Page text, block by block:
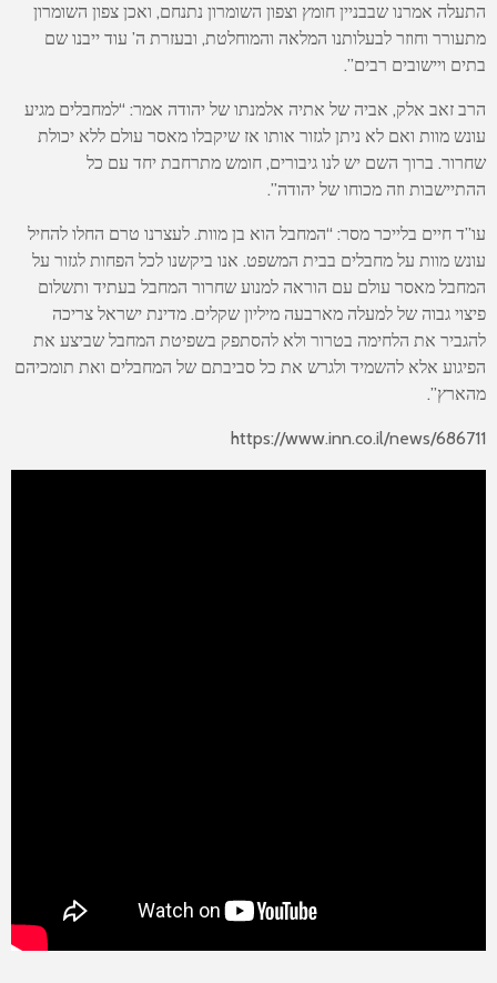
התעלה אמרנו שבבניין חומץ וצפון השומרון נתנחם, ואכן צפון השומרון
מתעורר וחוזר לבעלותנו המלאה והמוחלטת, ובעזרת ה’ עוד ייבנו שם
בתים ויישובים רבים”.
הרב זאב אלק, אביה של אתיה אלמנתו של יהודה אמר: “למחבלים מגיע
עונש מוות ואם לא ניתן לגזור אותו אז שיקבלו מאסר עולם ללא יכולת
שחרור. ברוך השם יש לנו גיבורים, חומש מתרחבת יחד עם כל
ההתיישבות וזה מכוחו של יהודה”.
עו”ד חיים בלייכר מסר: “המחבל הוא בן מוות. לעצרנו טרם החלו להחיל
עונש מוות על מחבלים בבית המשפט. אנו ביקשנו לכל הפחות לגזור על
המחבל מאסר עולם עם הוראה למנוע שחרור המחבל בעתיד ותשלום
פיצוי גבוה של למעלה מארבעה מיליון שקלים. מדינת ישראל צריכה
להגביר את הלחימה בטרור ולא להסתפק בשפיטת המחבל שביצע את
הפיגוע אלא להשמיד ולגרש את כל סביבתם של המחבלים ואת תומכיהם
מהארץ”.
https://www.inn.co.il/news/686711